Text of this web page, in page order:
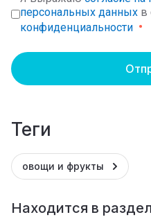
персональных данных в
конфиденциальности
теги
овощи и фрукты
Находится в